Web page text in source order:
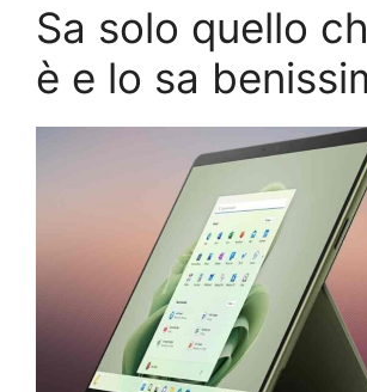
Sa solo quello
è e lo sa